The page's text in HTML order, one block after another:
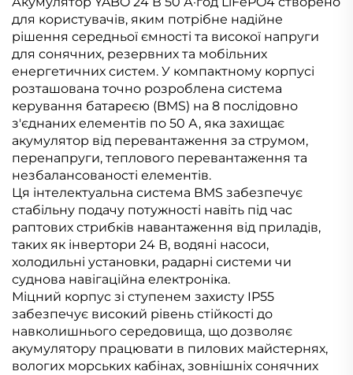
для користувачів, яким потрібне надійне
рішення середньої ємності та високої напруги
для сонячних, резервних та мобільних
енергетичних систем. У компактному корпусі
розташована точно розроблена система
керування батареєю (BMS) на 8 послідовно
з'єднаних елементів по 50 А, яка захищає
акумулятор від перевантаження за струмом,
перенапруги, теплового перевантаження та
незбалансованості елементів.
Ця інтелектуальна система BMS забезпечує
стабільну подачу потужності навіть під час
раптових стрибків навантаження від приладів,
таких як інвертори 24 В, водяні насоси,
холодильні установки, радарні системи чи
суднова навігаційна електроніка.
Міцний корпус зі ступенем захисту IP55
забезпечує високий рівень стійкості до
навколишнього середовища, що дозволяє
акумулятору працювати в пилових майстернях,
вологих морських кабінах, зовнішніх сонячних